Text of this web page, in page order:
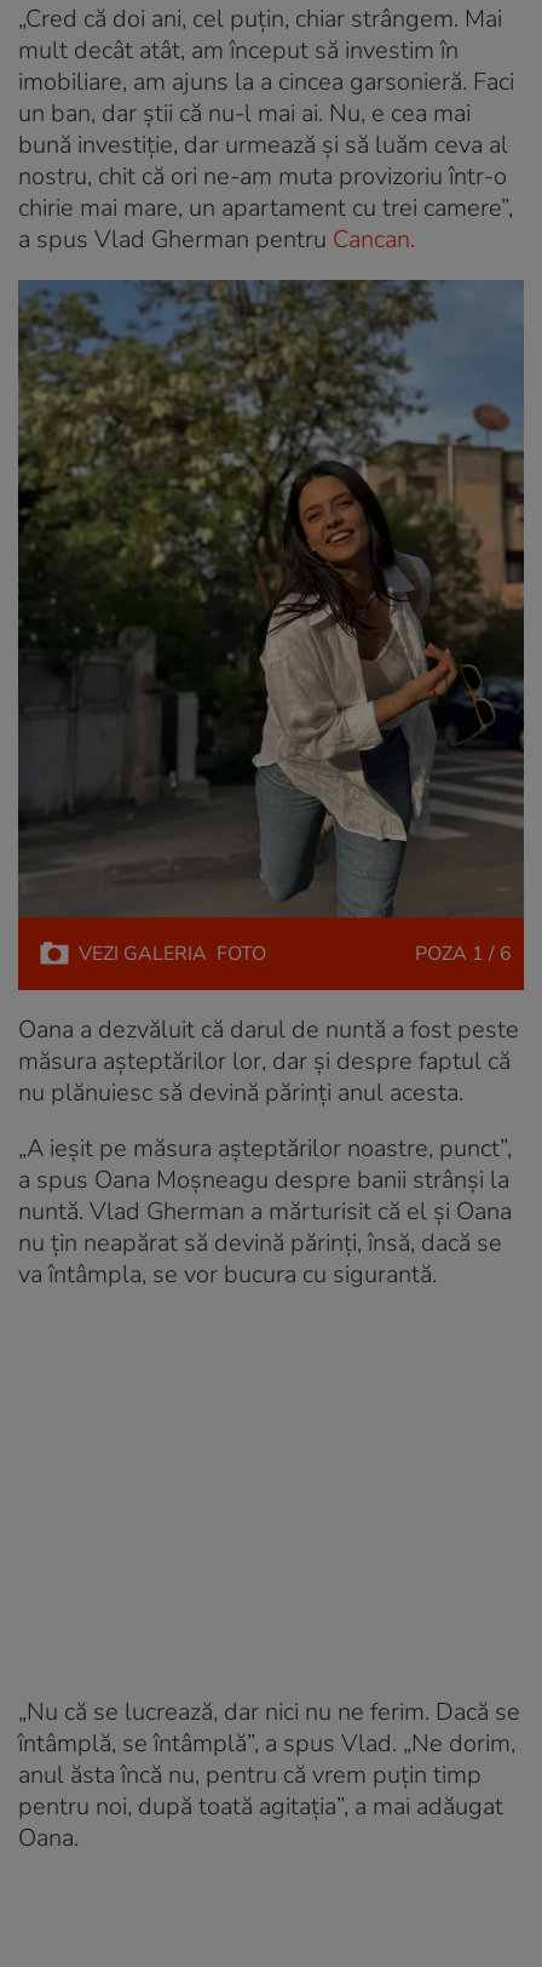
„Cred că doi ani, cel puțin, chiar strângem. Mai
mult decât atât, am început să investim în
imobiliare, am ajuns la a cincea garsonieră. Faci
un ban, dar știi că nu-l mai ai. Nu, e cea mai
bună investiție, dar urmează și să luăm ceva al
nostru, chit că ori ne-am muta provizoriu într-o
chirie mai mare, un apartament cu trei camere”,
a spus Vlad Gherman pentru Cancan.
VEZI GALERIA FOTO POZA 1 / 6
Oana a dezvăluit că darul de nuntă a fost peste
măsura așteptărilor lor, dar și despre faptul că
nu plănuiesc să devină părinți anul acesta.
„A ieșit pe măsura așteptărilor noastre, punct”,
a spus Oana Moșneagu despre banii strânși la
nuntă. Vlad Gherman a mărturisit că el și Oana
nu țin neapărat să devină părinți, însă, dacă se
va întâmpla, se vor bucura cu sigurantă.
„Nu că se lucrează, dar nici nu ne ferim. Dacă se
întâmplă, se întâmplă”, a spus Vlad. „Ne dorim,
anul ăsta încă nu, pentru că vrem puțin timp
pentru noi, după toată agitația”, a mai adăugat
Oana.